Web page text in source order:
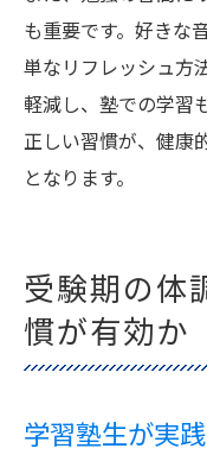
も重要です。好きな
単なリフレッシュ方
軽減し、塾での学習
正しい習慣が、健康
となります。
受験期の体
慣が有効か
学習塾生が実